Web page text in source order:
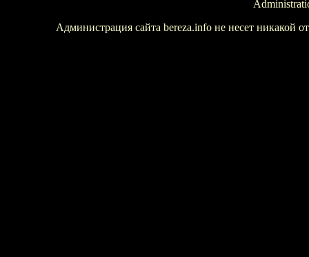
Администрация сайта bereza.info не несет никакой